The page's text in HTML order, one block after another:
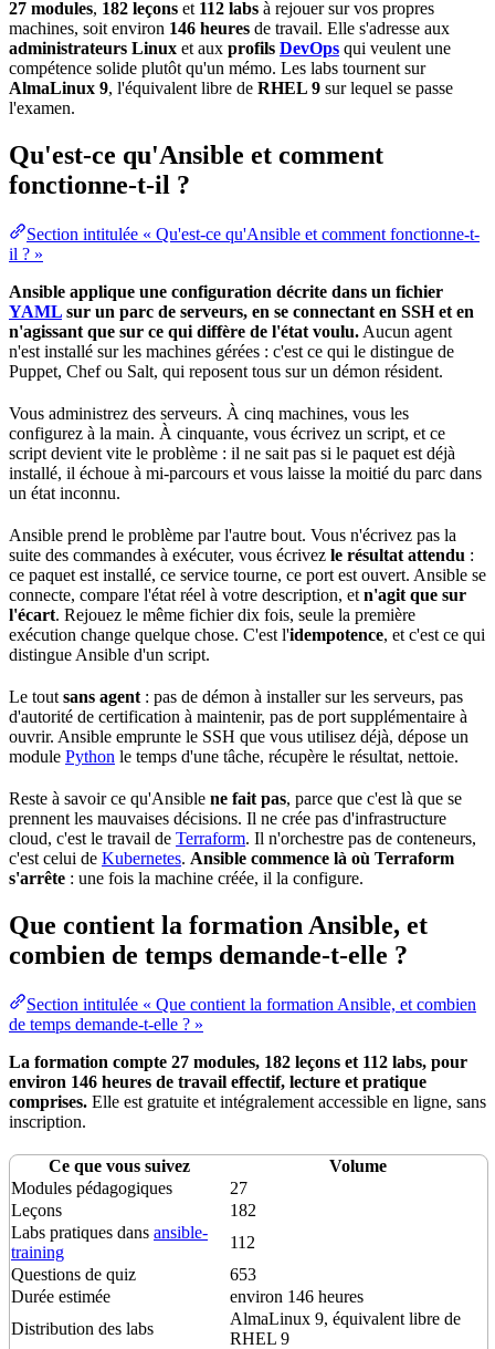
27 modules, 182 leçons et 112 labs à rejouer sur vos propres
machines, soit environ 146 heures de travail. Elle s'adresse aux
administrateurs Linux et aux profils DevOps qui veulent une
compétence solide plutôt qu'un mémo. Les labs tournent sur
AlmaLinux 9, l'équivalent libre de RHEL 9 sur lequel se passe
l'examen.
Qu'est-ce qu'Ansible et comment
fonctionne-t-il ?
Section intitulée « Qu'est-ce qu'Ansible et comment fonctionne-t-
il ? »
Ansible applique une configuration décrite dans un fichier
YAML sur un parc de serveurs, en se connectant en SSH et en
n'agissant que sur ce qui diffère de l'état voulu. Aucun agent
n'est installé sur les machines gérées : c'est ce qui le distingue de
Puppet, Chef ou Salt, qui reposent tous sur un démon résident.
Vous administrez des serveurs. À cinq machines, vous les
configurez à la main. À cinquante, vous écrivez un script, et ce
script devient vite le problème : il ne sait pas si le paquet est déjà
installé, il échoue à mi-parcours et vous laisse la moitié du parc dans
un état inconnu.
Ansible prend le problème par l'autre bout. Vous n'écrivez pas la
suite des commandes à exécuter, vous écrivez le résultat attendu :
ce paquet est installé, ce service tourne, ce port est ouvert. Ansible se
connecte, compare l'état réel à votre description, et n'agit que sur
l'écart. Rejouez le même fichier dix fois, seule la première
exécution change quelque chose. C'est l'idempotence, et c'est ce qui
distingue Ansible d'un script.
Le tout sans agent : pas de démon à installer sur les serveurs, pas
d'autorité de certification à maintenir, pas de port supplémentaire à
ouvrir. Ansible emprunte le SSH que vous utilisez déjà, dépose un
module Python le temps d'une tâche, récupère le résultat, nettoie.
Reste à savoir ce qu'Ansible ne fait pas, parce que c'est là que se
prennent les mauvaises décisions. Il ne crée pas d'infrastructure
cloud, c'est le travail de Terraform. Il n'orchestre pas de conteneurs,
c'est celui de Kubernetes. Ansible commence là où Terraform
s'arrête : une fois la machine créée, il la configure.
Que contient la formation Ansible, et
combien de temps demande-t-elle ?
Section intitulée « Que contient la formation Ansible, et combien
de temps demande-t-elle ? »
La formation compte 27 modules, 182 leçons et 112 labs, pour
environ 146 heures de travail effectif, lecture et pratique
comprises. Elle est gratuite et intégralement accessible en ligne, sans
inscription.
Ce que vous suivez
Volume
Modules pédagogiques
27
Leçons
182
Labs pratiques dans ansible-
training
112
Questions de quiz
653
Durée estimée
environ 146 heures
Distribution des labs
AlmaLinux 9, équivalent libre de
RHEL 9